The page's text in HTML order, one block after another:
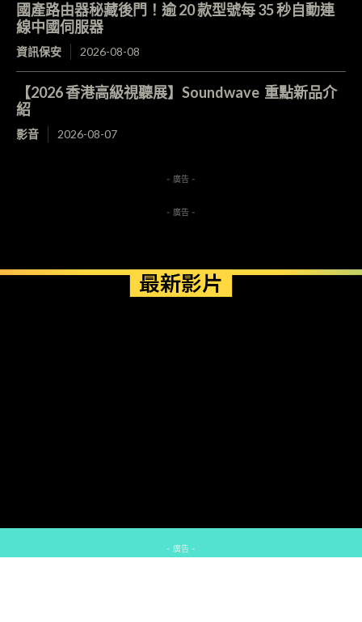
國產路由器秘藏後門！逾 20 款型號每 35 秒自動連
線中國伺服器
資訊保安 2026-08-08
【2026 香港高級視聽展】Soundwave 重點新品介
紹
影音 2026-08-07
- 廣告 -
- 廣告 -
最新影片
- 廣告 -